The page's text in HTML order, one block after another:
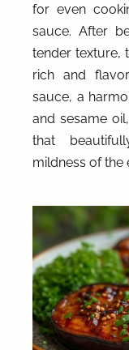
for even
sauce. After
tender texture,
rich and
sauce, a
and sesame
that
mildness of the